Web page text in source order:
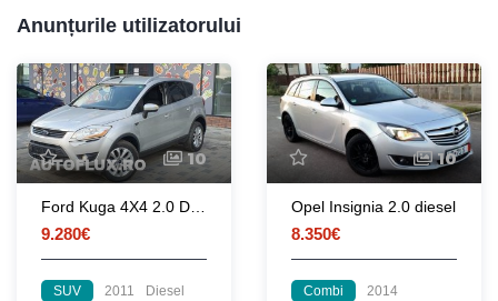
Anunțurile utilizatorului
10
9.280€
SUV 2011
Diesel
10
Opel Insignia 2.0 diesel
8.350€
Combi
2014